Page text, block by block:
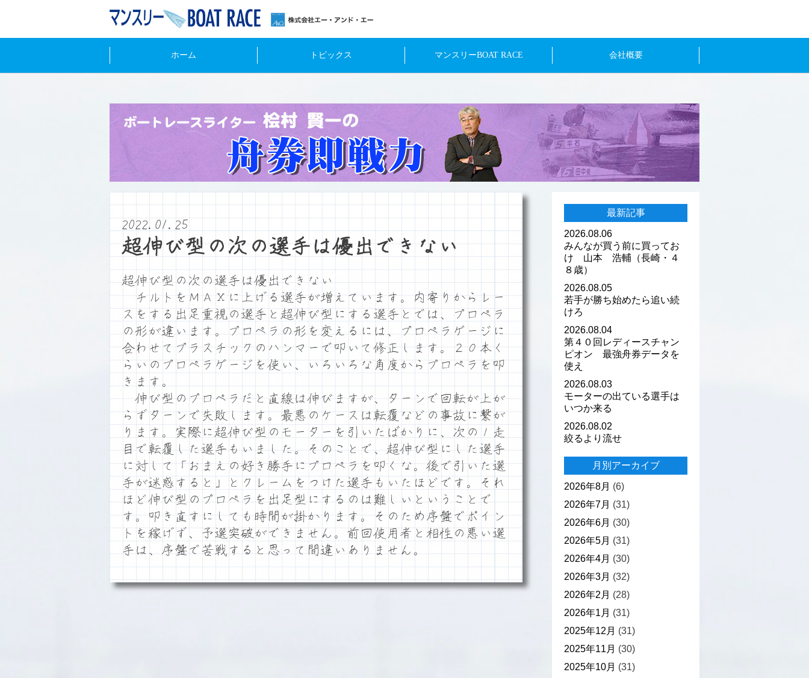
ホーム トピックス マンスリーBOAT RACE 会社概要
2022.01.25
超伸び型の次の選手は優出できない
超伸び型の次の選手は優出できない
チルトをＭＡＸに上げる選手が増えています。内寄りからレー
スをする出足重視の選手と超伸び型にする選手とでは、プロペラ
の形が違います。プロペラの形を変えるには、プロペラゲージに
合わせてプラスチックのハンマーで叩いて修正します。２０本く
らいのプロペラゲージを使い、いろいろな角度からプロペラを叩
きます。
伸び型のプロペラだと直線は伸びますが、ターンで回転が上が
らずターンで失敗します。最悪のケースは転覆などの事故に繋が
ります。実際に超伸び型のモーターを引いたばかりに、次の１走
目で転覆した選手もいました。そのことで、超伸び型にした選手
に対して「おまえの好き勝手にプロペラを叩くな。後で引いた選
手が迷惑すると」とクレームをつけた選手もいたほどです。それ
ほど伸び型のプロペラを出足型にするのは難しいということで
す。叩き直すにしても時間が掛かります。そのため序盤でポイン
トを稼げず、予選突破ができません。前回使用者と相性の悪い選
手は、序盤で苦戦すると思って間違いありません。
最新記事
2026.08.06
みんなが買う前に買ってお
け 山本 浩輔（長崎・４
８歳）
2026.08.05
若手が勝ち始めたら追い続
けろ
2026.08.04
第４０回レディースチャン
ピオン 最強舟券データを
使え
2026.08.03
モーターの出ている選手は
いつか来る
2026.08.02
絞るより流せ
月別アーカイブ
2026年8月 (6)
2026年7月 (31)
2026年6月 (30)
2026年5月 (31)
2026年4月 (30)
2026年3月 (32)
2026年2月 (28)
2026年1月 (31)
2025年12月 (31)
2025年11月 (30)
2025年10月 (31)